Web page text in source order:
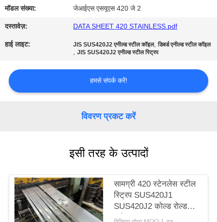
संपर्क
करें
उद्धरण
की
PRIVACY
POLICY
मॉडल संख्या: जेआईएस एसयूएस 420 जे 2
दस्तावेज़: DATA SHEET 420 STAINLESS.pdf
हाई लाइट: JIS SUS420J2 एनील्ड स्टील कॉइल,डिबर्ड एनील्ड स्टील कॉइल
,JIS SUS420J2 एनील्ड स्टील स्ट्रिप
हमसे संपर्क करें!
विवरण प्रकट करें
इसी तरह के उत्पादों
सामग्री 420 स्टेनलेस स्टील
स्ट्रिप SUS420J1
SUS420J2 कोल्ड रोल्ड
स्टील कॉइल